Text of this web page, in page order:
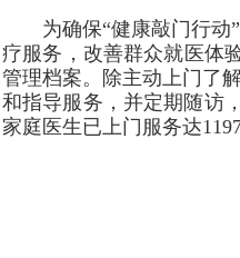
为确保“健康敲门行动”
疗服务，改善群众就医体
管理档案。除主动上门了
和指导服务，并定期随访
家庭医生已上门服务达